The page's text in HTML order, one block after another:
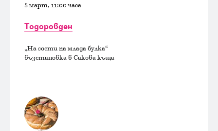
8 март, 11:00 часа
Тодоровден
„На гости на млада булка“
възстановка в Сакова къща